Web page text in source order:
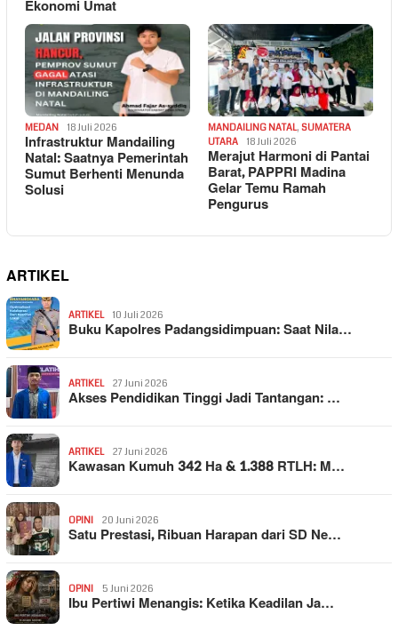
Ekonomi Umat
MEDAN 18 Juli 2026
Infrastruktur Mandailing
Natal: Saatnya Pemerintah
Sumut Berhenti Menunda
Solusi
MANDAILING NATAL, SUMATERA
UTARA
18 Juli 2026
Merajut Harmoni di Pantai
Barat, PAPPRI Madina
Gelar Temu Ramah
Pengurus
ARTIKEL
ARTIKEL 10 Juli 2026
Buku Kapolres Padangsidimpuan: Saat Nila…
ARTIKEL 27 Juni 2026
Akses Pendidikan Tinggi Jadi Tantangan: …
ARTIKEL 27 Juni 2026
Kawasan Kumuh 342 Ha & 1.388 RTLH: M…
OPINI 20 Juni 2026
Satu Prestasi, Ribuan Harapan dari SD Ne…
OPINI 5 Juni 2026
Ibu Pertiwi Menangis: Ketika Keadilan Ja…